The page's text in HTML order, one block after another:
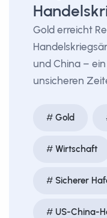
Gold erreicht
und China –
unsicheren
Gold
Wirtschaft
Sicherer
US-China-